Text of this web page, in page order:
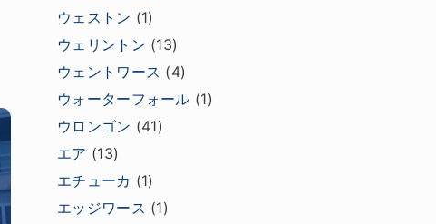
ウェストン (1)
ウェリントン (13)
ウェントワース (4)
ウォーターフォール (1)
ウロンゴン (41)
エア (13)
エチューカ (1)
エッジワース (1)